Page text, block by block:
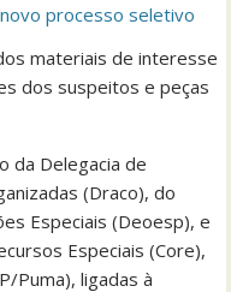
processo seletivo
materiais de interesse
dos suspeitos e peças
da Delegacia de
(Draco), do
Especiais (Deoesp), e
Especiais (Core),
Puma), ligadas à